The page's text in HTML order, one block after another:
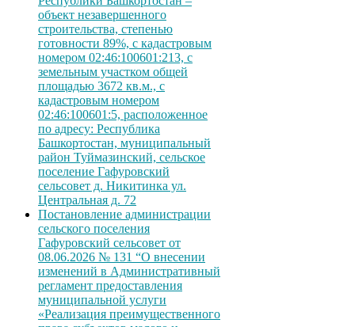
объект незавершенного
строительства, степенью
готовности 89%, с кадастровым
номером 02:46:100601:213, с
земельным участком общей
площадью 3672 кв.м., с
кадастровым номером
02:46:100601:5, расположенное
по адресу: Республика
Башкортостан, муниципальный
район Туймазинский, сельское
поселение Гафуровский
сельсовет д. Никитинка ул.
Центральная д. 72
Постановление администрации
сельского поселения
Гафуровский сельсовет от
08.06.2026 № 131 “О внесении
изменений в Административный
регламент предоставления
муниципальной услуги
«Реализация преимущественного